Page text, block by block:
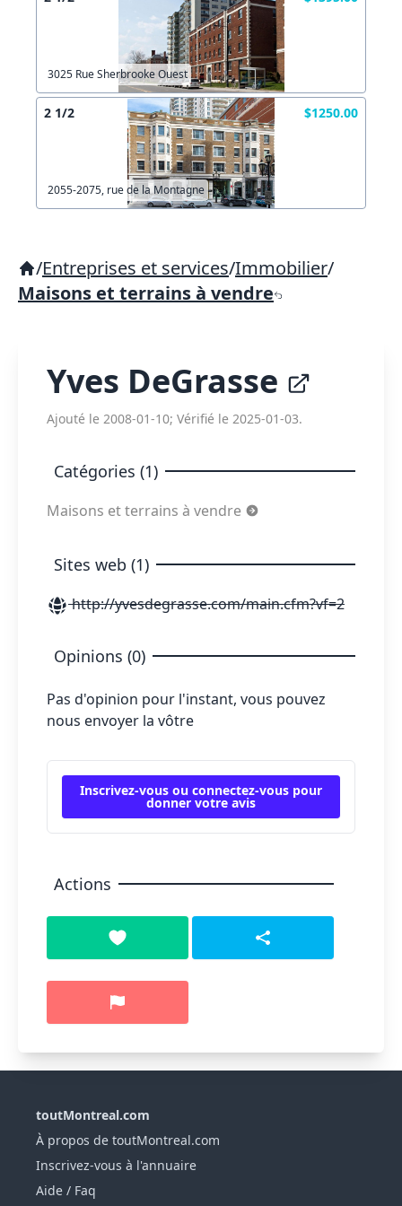
3025 Rue Sherbrooke Ouest
2 1/2 $1250.00
2055-2075, rue de la Montagne
/Entreprises et services/Immobilier/
Maisons et terrains à vendre
Yves DeGrasse
Ajouté le 2008-01-10; Vérifié le 2025-01-03.
Catégories (1)
Maisons et terrains à vendre
Sites web (1)
http://yvesdegrasse.com/main.cfm?vf=2
Opinions (0)
Pas d'opinion pour l'instant, vous pouvez
nous envoyer la vôtre
Inscrivez-vous ou connectez-vous pour
donner votre avis
Actions
toutMontreal.com
À propos de toutMontreal.com
Inscrivez-vous à l'annuaire
Aide / Faq